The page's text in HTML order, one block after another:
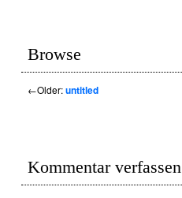
Browse
←Older:untitled
Kommentar verfassen